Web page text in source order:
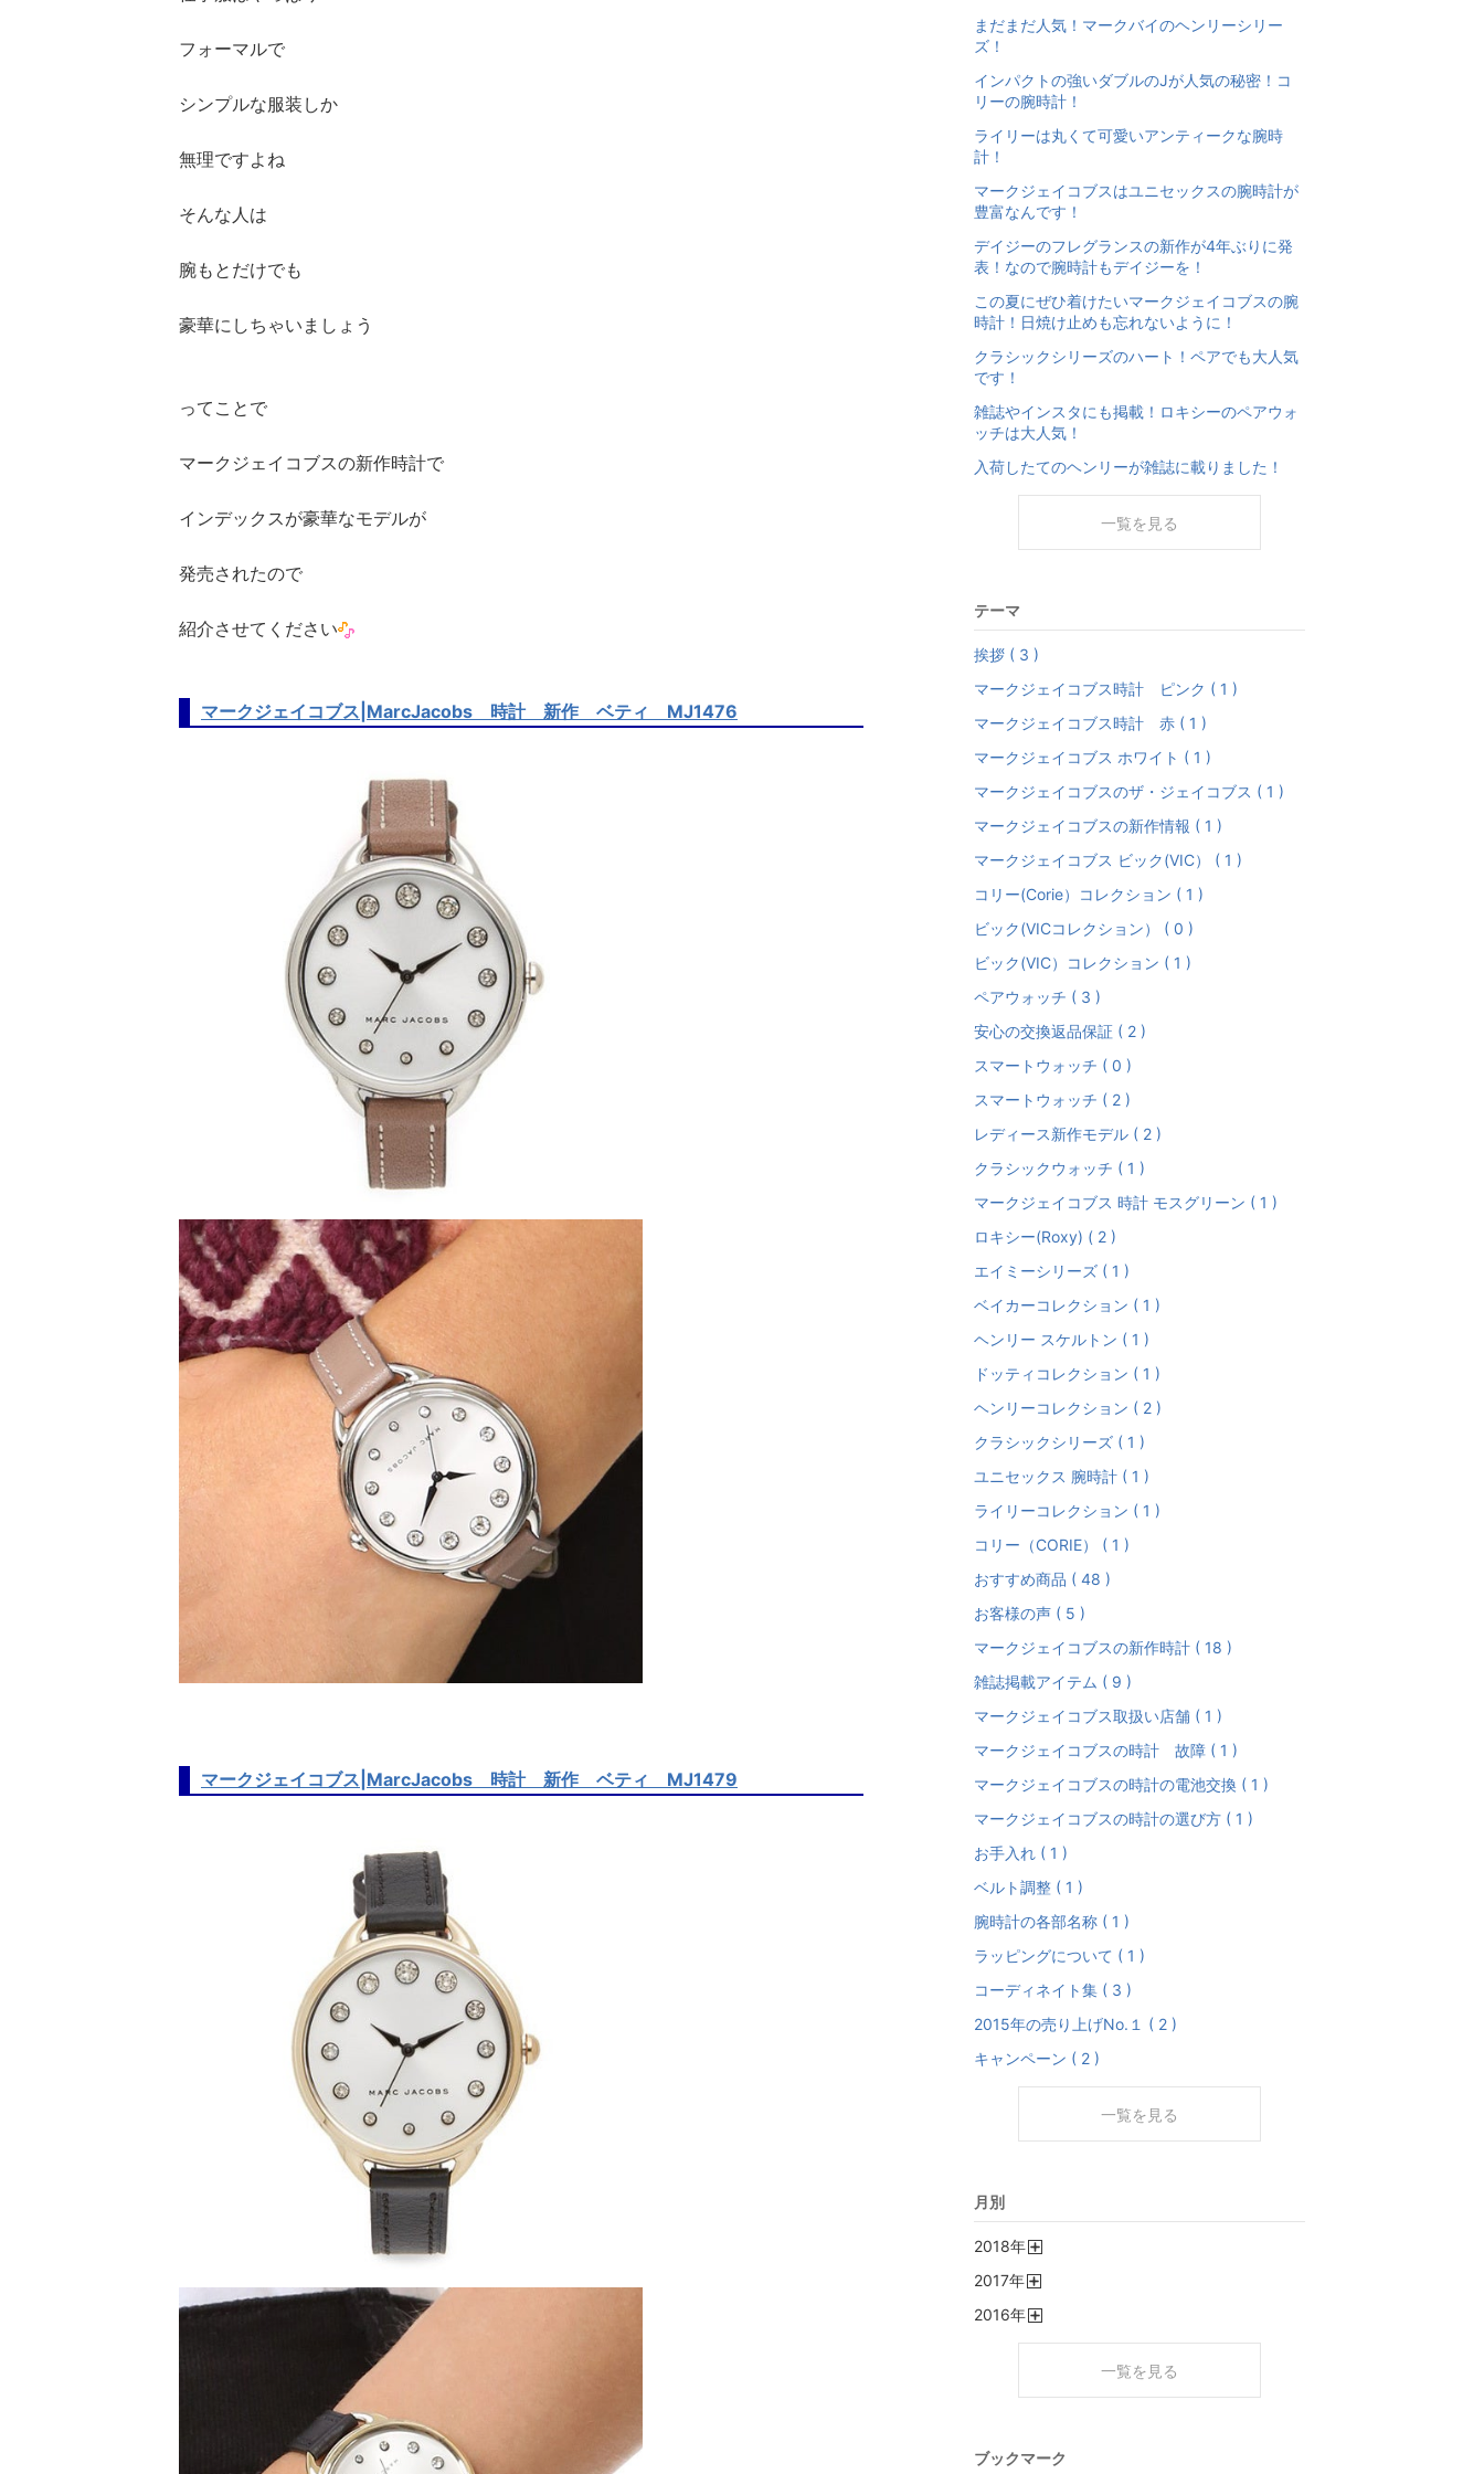
フォーマルで
シンプルな服装しか
無理ですよね
そんな人は
腕もとだけでも
豪華にしちゃいましょう
ってことで
マークジェイコブスの新作時計で
インデックスが豪華なモデルが
発売されたので
紹介させてください
マークジェイコブス|MarcJacobs 時計 新作 ベティ MJ1476
マークジェイコブス|MarcJacobs 時計 新作 ベティ MJ1479
まだまだ人気！マークバイのヘンリーシリー
ズ！
インパクトの強いダブルのJが人気の秘密！コ
リーの腕時計！
ライリーは丸くて可愛いアンティークな腕時
計！
マークジェイコブスはユニセックスの腕時計が
豊富なんです！
デイジーのフレグランスの新作が4年ぶりに発
表！なので腕時計もデイジーを！
この夏にぜひ着けたいマークジェイコブスの腕
時計！日焼け止めも忘れないように！
クラシックシリーズのハート！ペアでも大人気
です！
雑誌やインスタにも掲載！ロキシーのペアウォ
ッチは大人気！
入荷したてのヘンリーが雑誌に載りました！
一覧を見る
テーマ
挨拶 ( 3 )
マークジェイコブス時計 ピンク ( 1 )
マークジェイコブス時計 赤 ( 1 )
マークジェイコブス ホワイト ( 1 )
マークジェイコブスのザ・ジェイコブス ( 1 )
マークジェイコブスの新作情報 ( 1 )
マークジェイコブス ビック(VIC） ( 1 )
コリー(Corie）コレクション ( 1 )
ビック(VICコレクション） ( 0 )
ビック(VIC）コレクション ( 1 )
ペアウォッチ ( 3 )
安心の交換返品保証 ( 2 )
スマートウォッチ ( 0 )
スマートウォッチ ( 2 )
レディース新作モデル ( 2 )
クラシックウォッチ ( 1 )
マークジェイコブス 時計 モスグリーン ( 1 )
ロキシー(Roxy) ( 2 )
エイミーシリーズ ( 1 )
ベイカーコレクション ( 1 )
ヘンリー スケルトン ( 1 )
ドッティコレクション ( 1 )
ヘンリーコレクション ( 2 )
クラシックシリーズ ( 1 )
ユニセックス 腕時計 ( 1 )
ライリーコレクション ( 1 )
コリー（CORIE） ( 1 )
おすすめ商品 ( 48 )
お客様の声 ( 5 )
マークジェイコブスの新作時計 ( 18 )
雑誌掲載アイテム ( 9 )
マークジェイコブス取扱い店舗 ( 1 )
マークジェイコブスの時計 故障 ( 1 )
マークジェイコブスの時計の電池交換 ( 1 )
マークジェイコブスの時計の選び方 ( 1 )
お手入れ ( 1 )
ベルト調整 ( 1 )
腕時計の各部名称 ( 1 )
ラッピングについて ( 1 )
コーディネイト集 ( 3 )
2015年の売り上げNo.１ ( 2 )
キャンペーン ( 2 )
一覧を見る
月別
2018年
2017年
2016年
一覧を見る
ブックマーク